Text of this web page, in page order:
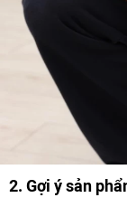
2. Gợi ý sản